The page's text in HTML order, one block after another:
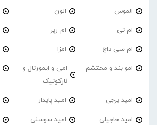
الموس الون
ام تی ام رپر
ام سی داج امزا
امو بند و محتشم
امی و ایمورتال و
نارکوتیک
امید برجی امید پایدار
امید حاجیلی امید سوسنی